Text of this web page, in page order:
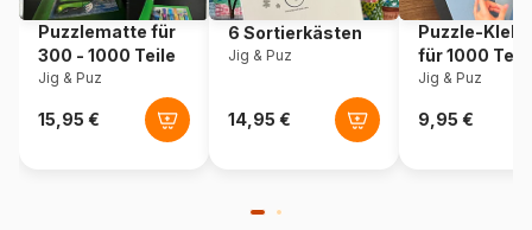
Maße 60 x 60 cm
Puzzlematte für
300 - 1000 Teile
Jig & Puz
6 Sortierkästen
Jig & Puz
Puzzle-
für 1000
Jig & Puz